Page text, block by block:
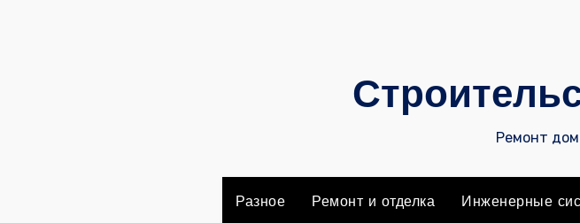
Ремонт
Разное Ремонт и отделка Инженерные